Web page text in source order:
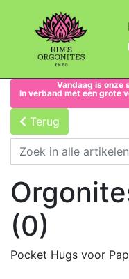
Vandaag is onze
In verband met een grote
Terug
(0)
Pocket Hugs voor